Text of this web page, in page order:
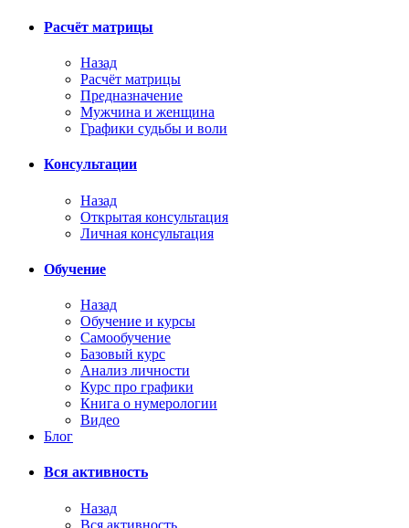
Расчёт матрицы
Назад
Расчёт матрицы
Предназначение
Мужчина и женщина
Графики судьбы и воли
Консультации
Назад
Открытая консультация
Личная консультация
Обучение
Назад
Обучение и курсы
Самообучение
Базовый курс
Анализ личности
Курс про графики
Книга о нумерологии
Видео
Блог
Вся активность
Назад
Вся активность